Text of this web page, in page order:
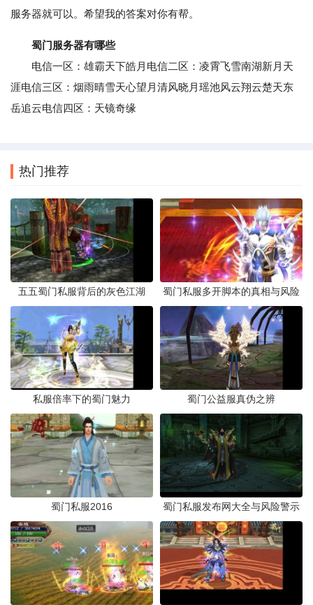
服务器就可以。希望我的答案对你有帮。
蜀门服务器有哪些
电信一区：雄霸天下皓月电信二区：凌霄飞雪南湖新月天
涯电信三区：烟雨晴雪天心望月清风晓月瑶池风云翔云楚天东
岳追云电信四区：天镜奇缘
热门推荐
五五蜀门私服背后的灰色江湖 蜀门私服多开脚本的真相与风险
私服倍率下的蜀门魅力 蜀门公益服真伪之辨
蜀门私服2016 蜀门私服发布网大全与风险警示